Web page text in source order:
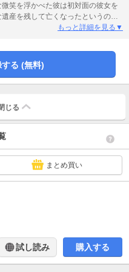
笑を浮かべた彼は初対面の彼女を
産を残して亡くなったというの
目当てのロクデナシと信じて疑わ
が、彼の冷たい態度と魅力に耐え
もっと詳細を見る▼
る (無料)
じる
まとめ買い
試し読み 購入する